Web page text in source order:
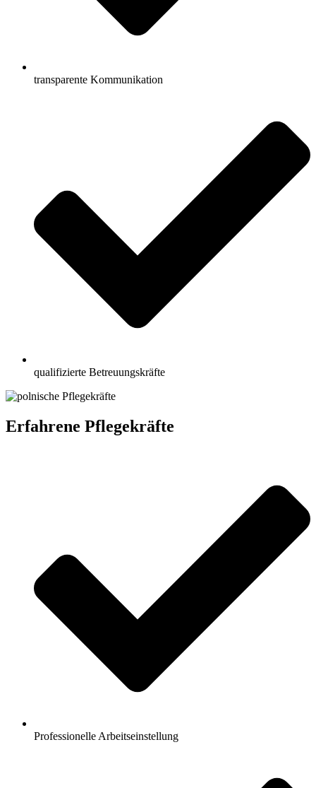
transparente Kommunikation
qualifizierte Betreuungskräfte
Erfahrene Pflegekräfte
Professionelle Arbeitseinstellung